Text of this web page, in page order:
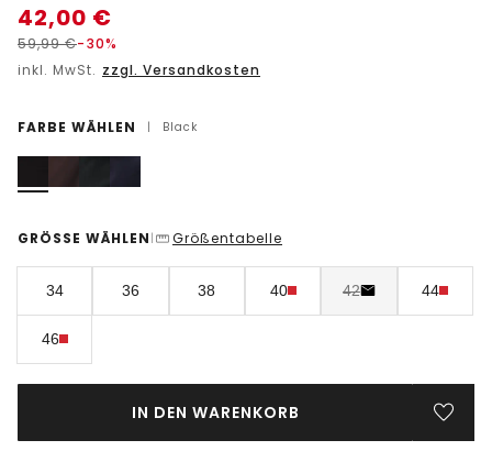
42,00 €
59,99€-30%
inkl. MwSt. zzgl. Versandkosten
FARBE WÄHLEN | Black
GRÖSSE WÄHLEN | Größentabelle
34 36 38 40 42 44
46
IN DEN WARENKORB